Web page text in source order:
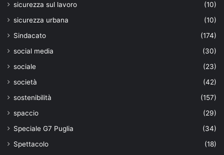
sicurezza sul lavoro
(10)
sicurezza urbana
(10)
Sindacato
(174)
social media
(30)
sociale
(23)
società
(42)
sostenibilità
(157)
spaccio
(29)
Speciale G7 Puglia
(34)
Spettacolo
(18)